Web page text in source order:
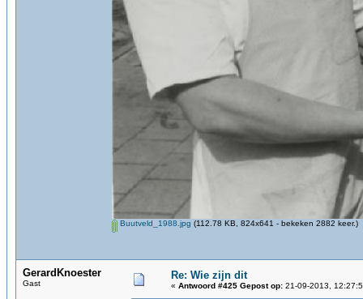
Buutveld_1988.jpg (112.78 KB, 824x641 - bekeken 2882 keer.)
GerardKnoester
Gast
Re: Wie zijn dit
« Antwoord #425 Gepost op: 21-09-2013,